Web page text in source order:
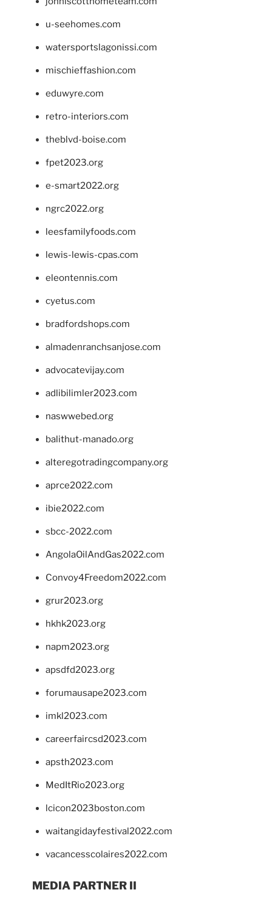
u-seehomes.com
watersportslagonissi.com
mischieffashion.com
eduwyre.com
retro-interiors.com
theblvd-boise.com
fpet2023.org
e-smart2022.org
ngrc2022.org
leesfamilyfoods.com
lewis-lewis-cpas.com
eleontennis.com
cyetus.com
bradfordshops.com
almadenranchsanjose.com
advocatevijay.com
adlibilimler2023.com
naswwebed.org
balithut-manado.org
alteregotradingcompany.org
aprce2022.com
ibie2022.com
sbcc-2022.com
AngolaOilAndGas2022.com
Convoy4Freedom2022.com
grur2023.org
hkhk2023.org
napm2023.org
apsdfd2023.org
forumausape2023.com
imkl2023.com
careerfaircsd2023.com
apsth2023.com
MedItRio2023.org
lcicon2023boston.com
waitangidayfestival2022.com
vacancesscolaires2022.com
MEDIA PARTNER II